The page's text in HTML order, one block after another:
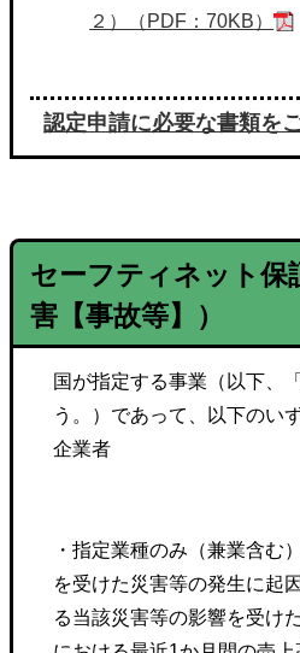
２）（PDF：70KB）
認定申請に必要な書類を
セーフティネット保
害【事故等】）
国が指定する事業（以下、
う。）であって、以下のい
企業者
・指定業種のみ（兼業含む
を受けた災害等の発生に起
る当該災害等の影響を受け